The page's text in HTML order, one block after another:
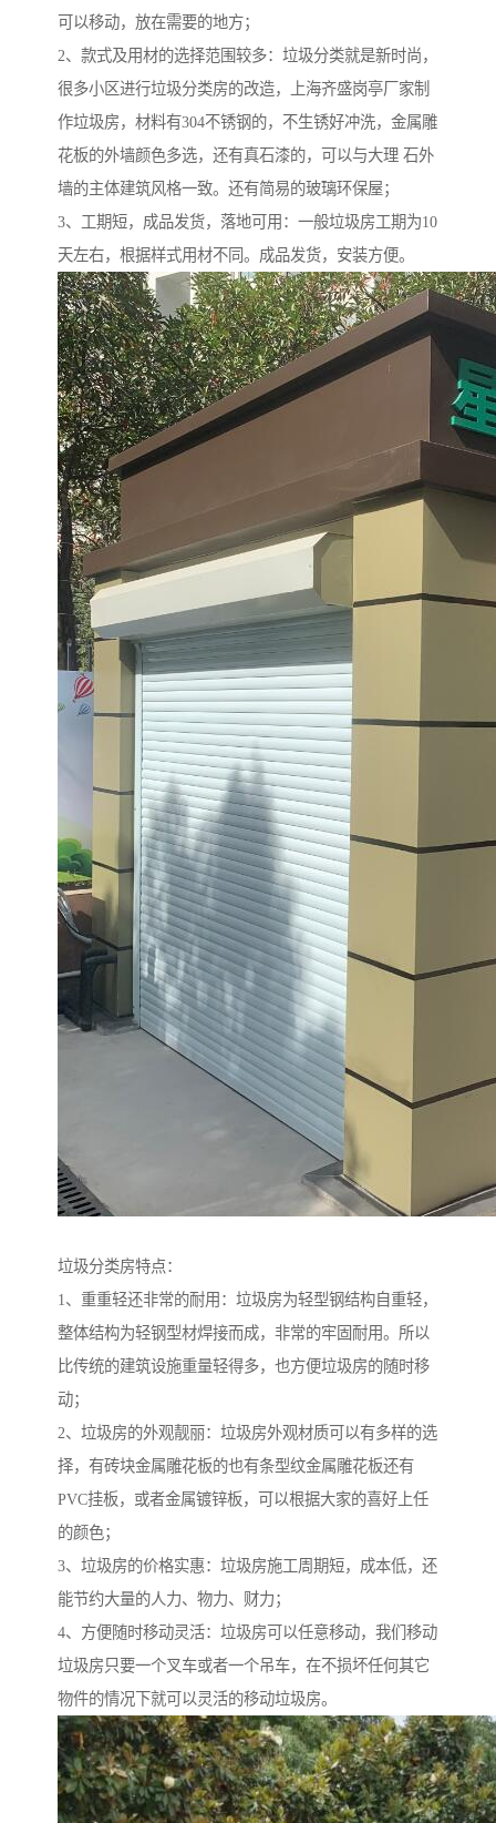
可以移动，放在需要的地方；
2、款式及用材的选择范围较多：垃圾分类就是新时尚，
很多小区进行垃圾分类房的改造，上海齐盛岗亭厂家制
作垃圾房，材料有304不锈钢的，不生锈好冲洗，金属雕
花板的外墙颜色多选，还有真石漆的，可以与大理 石外
墙的主体建筑风格一致。还有简易的玻璃环保屋；
3、工期短，成品发货，落地可用：一般垃圾房工期为10
天左右，根据样式用材不同。成品发货，安装方便。
垃圾分类房特点：
1、重重轻还非常的耐用：垃圾房为轻型钢结构自重轻，
整体结构为轻钢型材焊接而成，非常的牢固耐用。所以
比传统的建筑设施重量轻得多，也方便垃圾房的随时移
动；
2、垃圾房的外观靓丽：垃圾房外观材质可以有多样的选
择，有砖块金属雕花板的也有条型纹金属雕花板还有
PVC挂板，或者金属镀锌板，可以根据大家的喜好上任
的颜色；
3、垃圾房的价格实惠：垃圾房施工周期短，成本低，还
能节约大量的人力、物力、财力；
4、方便随时移动灵活：垃圾房可以任意移动，我们移动
垃圾房只要一个叉车或者一个吊车，在不损坏任何其它
物件的情况下就可以灵活的移动垃圾房。